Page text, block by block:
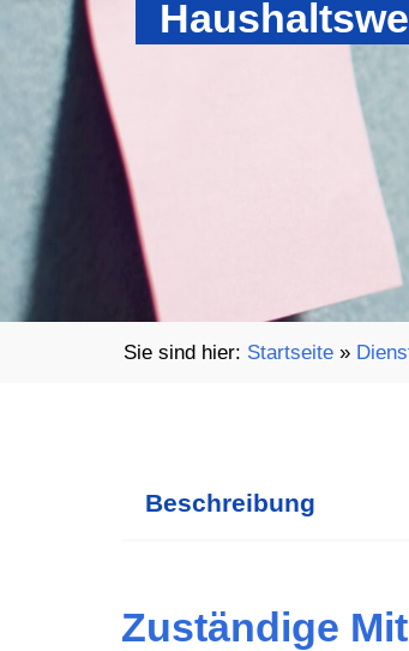
Startseite»
Beschreibung
Zuständige